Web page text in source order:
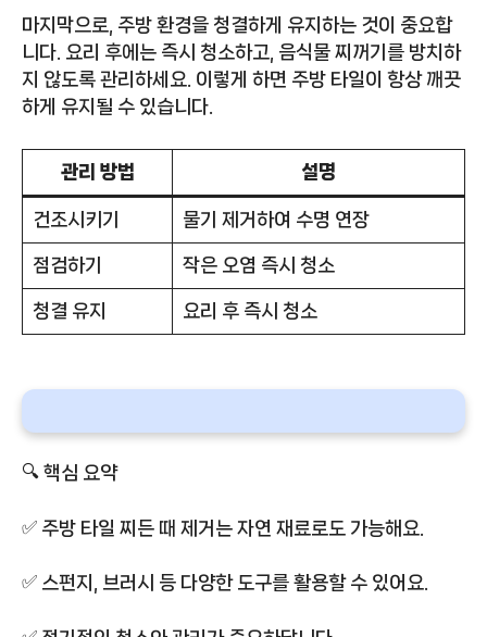
마지막으로, 주방 환경을 청결하게 유지하는 것이 중요합
니다. 요리 후에는 즉시 청소하고, 음식물 찌꺼기를 방치하
지 않도록 관리하세요. 이렇게 하면 주방 타일이 항상 깨끗
하게 유지될 수 있습니다.
관리 방법 설명
건조시키기 물기 제거하여 수명 연장
점검하기 작은 오염 즉시 청소
청결 유지 요리 후 즉시 청소
🔍 핵심 요약
✅ 주방 타일 찌든 때 제거는 자연 재료로도 가능해요.
✅ 스펀지, 브러시 등 다양한 도구를 활용할 수 있어요.